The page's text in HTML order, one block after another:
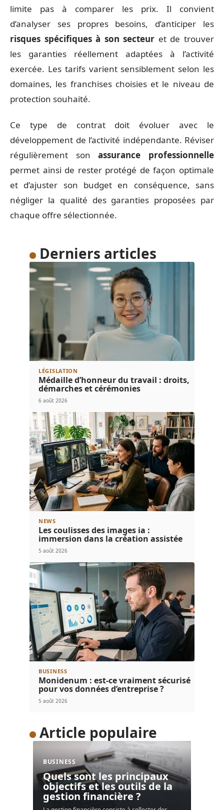
limite pas à comparer les prix. Il convient
d’analyser ses propres besoins, d’anticiper les
risques spécifiques à son secteur et de trouver
les garanties réellement adaptées à l’activité
exercée. Les tarifs varient sensiblement selon les
domaines, les franchises choisies et le niveau de
protection souhaité.
Ce type de contrat doit évoluer avec le
développement de l’activité indépendante. Réviser
régulièrement sonassurance professionnelle
permet ainsi de rester protégé de façon optimale
et d’ajuster son budget en conséquence, sans
négliger la qualité des garanties proposées par
chaque offre sélectionnée.
Derniers articles
LÉGISLATION
Médaille d’honneur du travail : droits,
démarches et cérémonies
6 août 2026
NEWS
Les coulisses des images ia :
immersion dans la création assistée
5 août 2026
BUSINESS
Monidenum : est-ce vraiment sécurisé
pour vos données d’entreprise ?
5 août 2026
Article populaire
BUSINESS
Quels sont les principaux
objectifs et les outils de la
gestion financière ?